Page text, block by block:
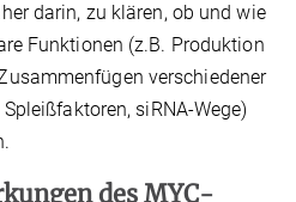
darin, zu klären, ob und wie
Funktionen (z.B. Produktion
verschiedener
siRNA-Wege)
des MYC-